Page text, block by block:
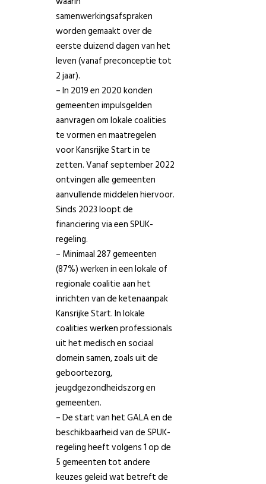
samenwerkingsafspraken
worden gemaakt over de
eerste duizend dagen van het
leven (vanaf preconceptie tot
2 jaar).
– In 2019 en 2020 konden
gemeenten impulsgelden
aanvragen om lokale coalities
te vormen en maatregelen
voor Kansrijke Start in te
zetten. Vanaf september 2022
ontvingen alle gemeenten
aanvullende middelen hiervoor.
Sinds 2023 loopt de
financiering via een SPUK-
regeling.
– Minimaal 287 gemeenten
(87%) werken in een lokale of
regionale coalitie aan het
inrichten van de ketenaanpak
Kansrijke Start. In lokale
coalities werken professionals
uit het medisch en sociaal
domein samen, zoals uit de
geboortezorg,
jeugdgezondheidszorg en
gemeenten.
– De start van het GALA en de
beschikbaarheid van de SPUK-
regeling heeft volgens 1 op de
5 gemeenten tot andere
keuzes geleid wat betreft de